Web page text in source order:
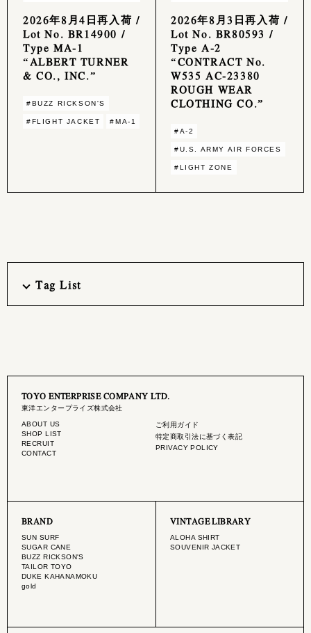
2026年8月4日再入荷 /
Lot No. BR14900 /
Type MA-1
“ALBERT TURNER
& CO., INC.”
#BUZZ RICKSON'S
#FLIGHT JACKET #MA-1
2026年8月3日再入荷 /
Lot No. BR80593 /
Type A-2
“CONTRACT No.
W535 AC-23380
ROUGH WEAR
CLOTHING CO.”
#A-2
#U.S. ARMY AIR FORCES
#LIGHT ZONE
Tag List
TOYO ENTERPRISE COMPANY LTD.
東洋エンタープライズ株式会社
ABOUT US
SHOP LIST
RECRUIT
CONTACT
ご利用ガイド
特定商取引法に基づく表記
PRIVACY POLICY
BRAND
SUN SURF
SUGAR CANE
BUZZ RICKSON'S
TAILOR TOYO
DUKE KAHANAMOKU
gold
VINTAGE LIBRARY
ALOHA SHIRT
SOUVENIR JACKET